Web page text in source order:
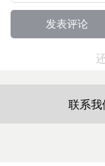
联系我